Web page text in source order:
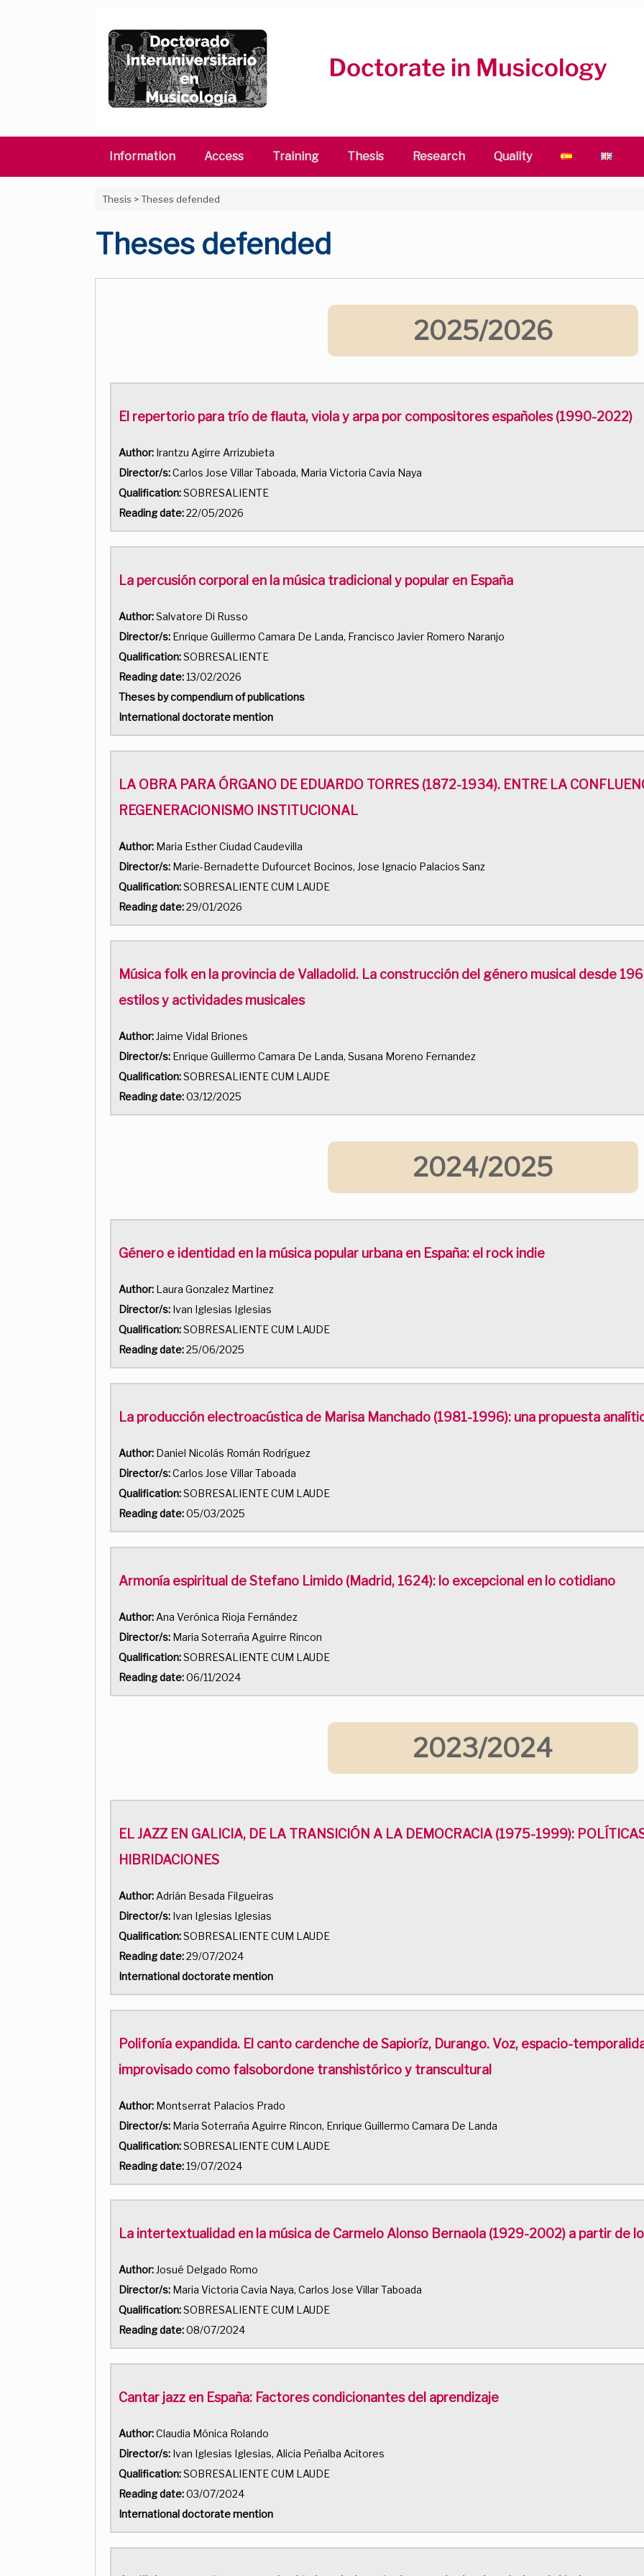
Information Access Training Thesis Research Quality
Thesis >Theses defended
Theses defended
2025/2026
El repertorio para trío de flauta, viola y arpa por compositores españoles (1990-2022)
Author: Irantzu Agirre Arrizubieta
Director/s:Carlos Jose Villar Taboada, Maria Victoria Cavia Naya
Qualification:SOBRESALIENTE
Reading date:22/05/2026
La percusión corporal en la música tradicional y popular en España
Author:Salvatore Di Russo
Director/s: Enrique Guillermo Camara De Landa, Francisco Javier Romero Naranjo
Qualification:SOBRESALIENTE
Reading date:13/02/2026
Theses by compendium of publications
International doctorate mention
LA OBRA PARA ÓRGANO DE EDUARDO TORRES (1872-1934). ENTRE LA
REGENERACIONISMO INSTITUCIONAL
Author: Maria Esther Ciudad Caudevilla
Director/s: Marie-Bernadette Dufourcet Bocinos, Jose Ignacio Palacios Sanz
Qualification:SOBRESALIENTE CUM LAUDE
Reading date:29/01/2026
Música folk en la provincia de Valladolid. La construcción del género musical desde
estilos y actividades musicales
Author: Jaime Vidal Briones
Director/s: Enrique Guillermo Camara De Landa, Susana Moreno Fernandez
Qualification:SOBRESALIENTE CUM LAUDE
Reading date:03/12/2025
2024/2025
Género e identidad en la música popular urbana en España: el rock indie
Author: Laura Gonzalez Martinez
Director/s: Ivan Iglesias Iglesias
Qualification:SOBRESALIENTE CUM LAUDE
Reading date:25/06/2025
La producción electroacústica de Marisa Manchado (1981-1996): una propuesta
Author: Daniel Nicolás Román Rodríguez
Director/s:Carlos Jose Villar Taboada
Qualification:SOBRESALIENTE CUM LAUDE
Reading date:05/03/2025
Armonía espiritual de Stefano Limido (Madrid, 1624): lo excepcional en lo cotidiano
Author: Ana Verónica Rioja Fernández
Director/s: Maria Soterraña Aguirre Rincon
Qualification:SOBRESALIENTE CUM LAUDE
Reading date:06/11/2024
2023/2024
EL JAZZ EN GALICIA, DE LA TRANSICIÓN A LA DEMOCRACIA (1975-1999):
HIBRIDACIONES
Author: Adrián Besada Filgueiras
Director/s: Ivan Iglesias Iglesias
Qualification:SOBRESALIENTE CUM LAUDE
Reading date:29/07/2024
International doctorate mention
Polifonía expandida. El canto cardenche de Sapioríz, Durango. Voz, espacio-
improvisado como falsobordone transhistórico y transcultural
Author: Montserrat Palacios Prado
Director/s: Maria Soterraña Aguirre Rincon, Enrique Guillermo Camara De Landa
Qualification:SOBRESALIENTE CUM LAUDE
Reading date:19/07/2024
La intertextualidad en la música de Carmelo Alonso Bernaola (1929-2002) a partir de
Author: Josué Delgado Romo
Director/s: Maria Victoria Cavia Naya, Carlos Jose Villar Taboada
Qualification:SOBRESALIENTE CUM LAUDE
Reading date:08/07/2024
Cantar jazz en España: Factores condicionantes del aprendizaje
Author:Claudia Mónica Rolando
Director/s: Ivan Iglesias Iglesias, Alicia Peñalba Acitores
Qualification:SOBRESALIENTE CUM LAUDE
Reading date:03/07/2024
International doctorate mention